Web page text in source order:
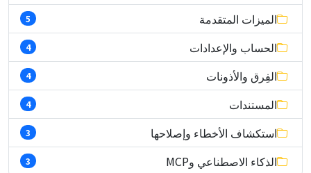
الميزات المتقدمة 5
الحساب والإعدادات 4
الفِرق والأذونات 4
المستندات 4
استكشاف الأخطاء وإصلاحها 3
الذكاء الاصطناعي وMCP 3